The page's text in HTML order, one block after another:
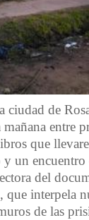
ciudad de
entre
que
un encuentro
del
interpela
de las